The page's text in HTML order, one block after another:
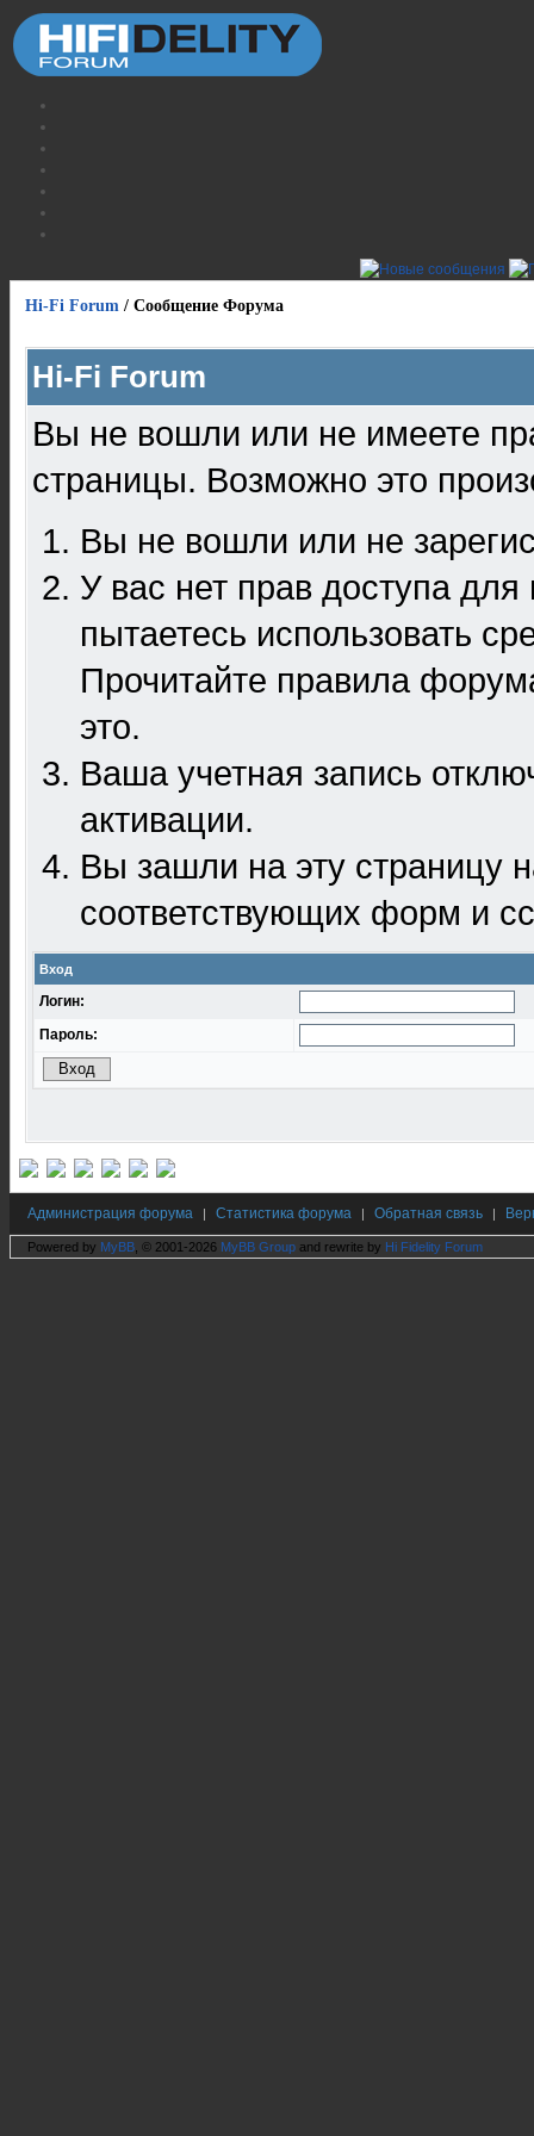
Hi-Fi Forum / Сообщение Форума
Hi-Fi Forum
Вы не вошли или не имеете
страницы. Возможно это
Вы не вошли или не
У вас нет прав доступа
пытаетесь использовать
Прочитайте правила
это.
Ваша учетная запись
активации.
Вы зашли на эту
соответствующих форм и
Вход
Логин:
Пароль:
Администрация форума | Статистика форума | Обратная связь |
Powered by MyBB , © 2001-2026 MyBB Group and rewrite by Hi Fidelity Forum